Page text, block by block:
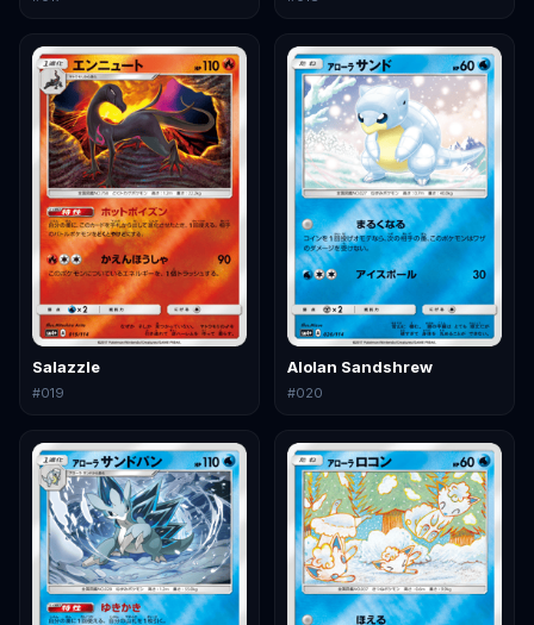
Salazzle
#019
Alolan Sandshrew
#020